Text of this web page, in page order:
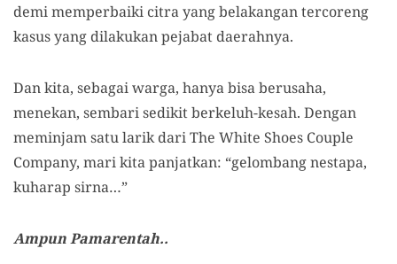
demi memperbaiki citra yang belakangan tercoreng
kasus yang dilakukan pejabat daerahnya.
Dan kita, sebagai warga, hanya bisa berusaha,
menekan, sembari sedikit berkeluh-kesah. Dengan
meminjam satu larik dari The White Shoes Couple
Company, mari kita panjatkan: “gelombang nestapa,
kuharap sirna…”
Ampun Pamarentah..